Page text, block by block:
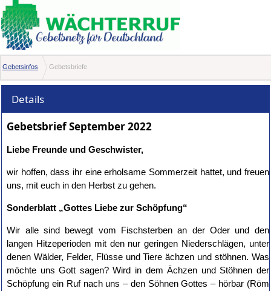
Gebetsinfos Gebetsbriefe
Details
Gebetsbrief September 2022
Liebe Freunde und Geschwister,
wir hoffen, dass ihr eine erholsame Sommerzeit hattet, und freuen
uns, mit euch in den Herbst zu gehen.
Sonderblatt „Gottes Liebe zur Schöpfung“
Wir alle sind bewegt vom Fischsterben an der Oder und den
langen Hitzeperioden mit den nur geringen Niederschlägen, unter
denen Wälder, Felder, Flüsse und Tiere ächzen und stöhnen. Was
möchte uns Gott sagen? Wird in dem Ächzen und Stöhnen der
Schöpfung ein Ruf nach uns – den Söhnen Gottes – hörbar (Röm